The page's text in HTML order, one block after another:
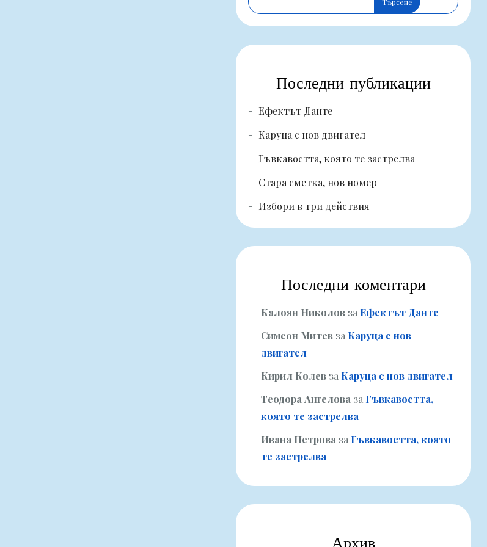
Последни публикации
Ефектът Данте
Каруца с нов двигател
Гъвкавостта, която те застрелва
Стара сметка, нов номер
Избори в три действия
Последни коментари
Калоян Николов за Ефектът Данте
Симеон Митев за Каруца с нов
двигател
Кирил Колев за Каруца с нов двигател
Теодора Ангелова за Гъвкавостта,
която те застрелва
Ивана Петрова за Гъвкавостта, която
те застрелва
Архив